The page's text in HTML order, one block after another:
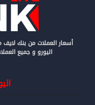
أسعار العملات من بنك
اليورو و جميع